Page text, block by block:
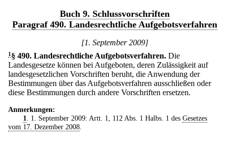
Buch 9. Schlussvorschriften
Paragraf 490. Landesrechtliche Aufgebotsverfahren
[1. September 2009]
1 § 490. Landesrechtliche Aufgebotsverfahren. Die
Landesgesetze können bei Aufgeboten, deren Zulässigkeit auf
landesgesetzlichen Vorschriften beruht, die Anwendung der
Bestimmungen über das Aufgebotsverfahren ausschließen oder
diese Bestimmungen durch andere Vorschriften ersetzen.
Anmerkungen:
1
. 1. September 2009: Artt. 1, 112 Abs. 1 Halbs. 1 des Gesetzes
vom 17. Dezember 2008